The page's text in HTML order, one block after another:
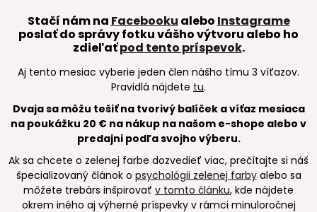
Stačí nám na Facebooku alebo Instagrame
poslať do správy fotku vášho výtvoru alebo ho
zdieľaťpod tento príspevok.
Aj tento mesiac vyberie jeden člen nášho tímu 3 víťazov.
Pravidlá nájdete tu.
Dvaja sa môžu tešiť na tvorivý balíček a víťaz mesiaca
na poukážku 20 € na nákup na našom e-shope alebo v
predajni podľa svojho výberu.
Ak sa chcete o zelenej farbe dozvedieť viac, prečítajte si náš
špecializovaný článok o psychológii zelenej farbyalebo sa
môžete trebárs inšpirovať v tomto článku, kde nájdete
okrem iného aj výherné príspevky v rámci minuloročnej